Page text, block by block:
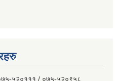
५२०१११ / ०७५-५२०९५८